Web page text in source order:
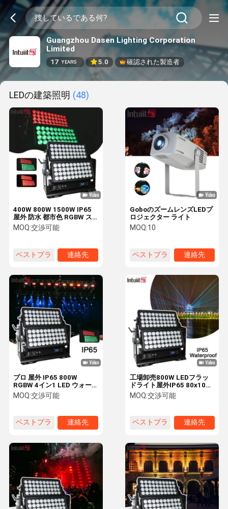
Guangzhou Dasen Lighting Corporation
Limited
17 YEARS 5.0 確認された製造者
LEDの建築照明 (48)
400W 800W 1500W IP65
屋外 防水 都市色 RGBW ス
トローブ ステージ照明 Dmx
LED ウォール 洗濯機 ライト
MOQ:交渉可能
ベストプラ
連絡先
GoboのズームレンズLEDプ
ロジェクター ライト
MOQ:10
ベストプラ
連絡先
プロ 屋外 IP65 800W
RGBW 4イン1 LED ウォー
ル 洗濯機 双層 景観 建築 洗
濯 ライト 都市 カラー
MOQ:交渉可能
ベストプラ
連絡先
工場卸売800W LEDフラッ
ドライト屋外IP65 80x10W
RGBW 4in1ステージウォッ
シュライトプロジェクター
MOQ:交渉可能
ベストプラ
連絡先